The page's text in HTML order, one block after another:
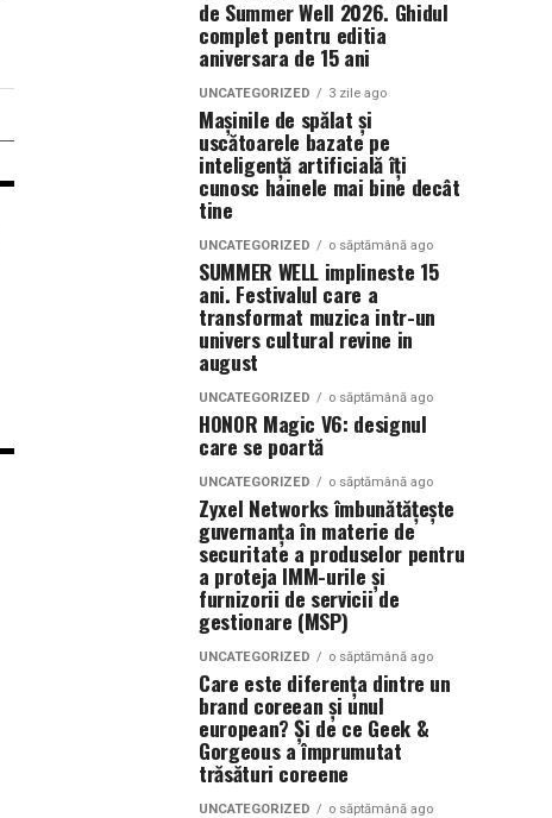
de Summer Well 2026. Ghidul
complet pentru editia
aniversara de 15 ani
UNCATEGORIZED 3 zile ago
Mașinile de spălat și
uscătoarele bazate pe
inteligență artificială îți
cunosc hainele mai bine decât
tine
UNCATEGORIZED o săptămână ago
SUMMER WELL implineste 15
ani. Festivalul care a
transformat muzica intr-un
univers cultural revine in
august
UNCATEGORIZED o săptămână ago
HONOR Magic V6: designul
care se poartă
UNCATEGORIZED o săptămână ago
Zyxel Networks îmbunătățește
guvernanța în materie de
securitate a produselor pentru
a proteja IMM-urile și
furnizorii de servicii de
gestionare (MSP)
UNCATEGORIZED o săptămână ago
Care este diferența dintre un
brand coreean și unul
european? Și de ce Geek &
Gorgeous a împrumutat
trăsături coreene
UNCATEGORIZED o săptămână ago